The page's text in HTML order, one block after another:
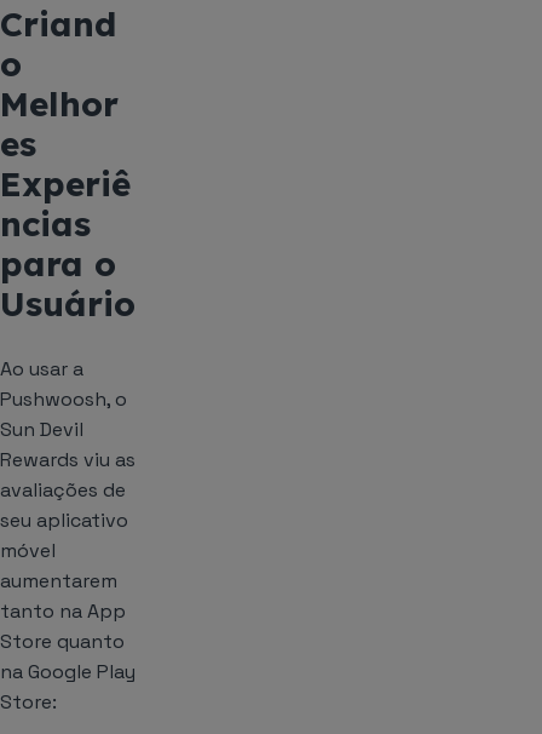
Criand
o
Melhor
es
Experiê
ncias
para o
Usuário
Ao usar a
Pushwoosh, o
Sun Devil
Rewards viu as
avaliações de
seu aplicativo
móvel
aumentarem
tanto na App
Store quanto
na Google Play
Store: